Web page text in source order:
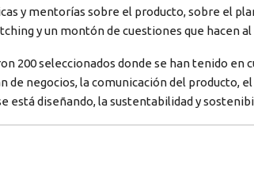
y mentorías sobre el producto, sobre el
y un montón de cuestiones que hacen al
200 seleccionados donde se han tenido en
de negocios, la comunicación del producto,
está diseñando, la sustentabilidad y